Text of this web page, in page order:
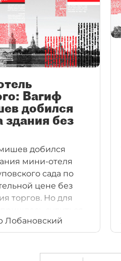
Вагиф
добился
здания без
добился
мини-отеля
сада по
цене без
торгов. Но для
Лобановский